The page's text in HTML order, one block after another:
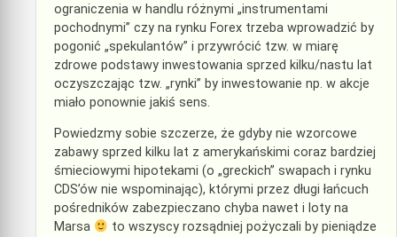
ograniczenia w handlu różnymi „instrumentami
pochodnymi” czy na rynku Forex trzeba wprowadzić by
pogonić „spekulantów” i przywrócić tzw. w miarę
zdrowe podstawy inwestowania sprzed kilku/nastu lat
oczyszczając tzw. „rynki” by inwestowanie np. w akcje
miało ponownie jakiś sens.
Powiedzmy sobie szczerze, że gdyby nie wzorcowe
zabawy sprzed kilku lat z amerykańskimi coraz bardziej
śmieciowymi hipotekami (o „greckich” swapach i rynku
CDS’ów nie wspominając), którymi przez długi łańcuch
pośredników zabezpieczano chyba nawet i loty na
Marsa
to wszyscy rozsądniej pożyczali by pieniądze